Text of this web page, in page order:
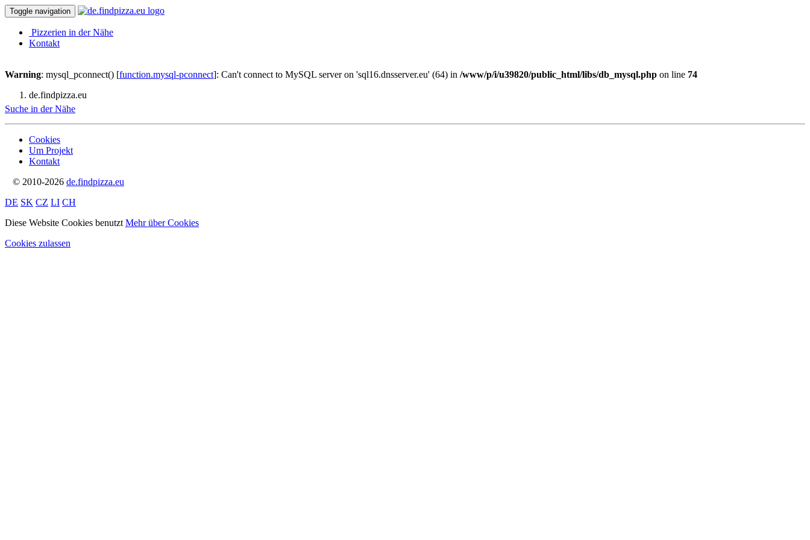
Toggle navigation
Pizzerien in der Nähe
Kontakt
Warning: mysql_pconnect() [function.mysql-pconnect]: Can't connect to MySQL server on 'sql16.dnsserver.eu' (64) in /www/p/i/u39820/public_html/libs/db_mysql.php on line 74
de.findpizza.eu
Suche in der Nähe
Cookies
Um Projekt
Kontakt
© 2010-2026 de.findpizza.eu
DE SK CZ LI CH
Diese Website Cookies benutzt Mehr über Cookies
Cookies zulassen